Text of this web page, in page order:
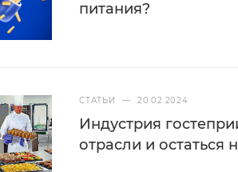
питания?
СТАТЬИ — 20.02.2024
Индустрия
отрасли и остаться